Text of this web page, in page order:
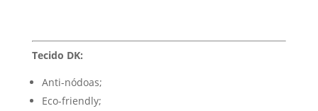
Tecido DK:
Anti-nódoas;
Eco-friendly;